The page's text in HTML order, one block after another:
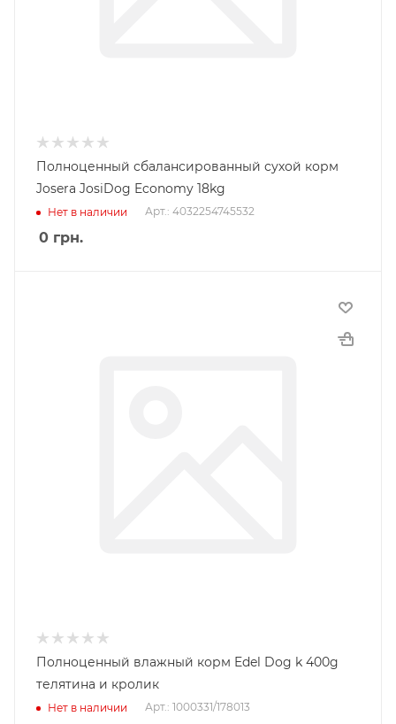
Полноценный сбалансированный сухой корм
Josera JosiDog Economy 18kg
Нет в наличии Арт.: 4032254745532
0 грн.
Полноценный влажный корм Edel Dog k 400g
телятина и кролик
Нет в наличии Арт.: 1000331/178013